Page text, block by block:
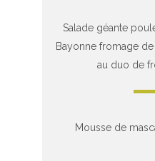
Salade géante
Bayonne fromage
au duo de
Mousse de